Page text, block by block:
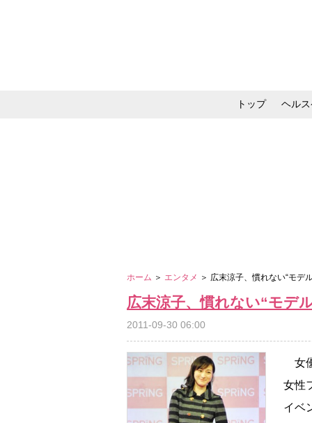
トップ ヘル
ホーム ＞ エンタメ ＞ 広末涼子、慣れない“モデ
広末涼子、慣れない“モデ
2011-09-30 06:00
女
女性
イベ